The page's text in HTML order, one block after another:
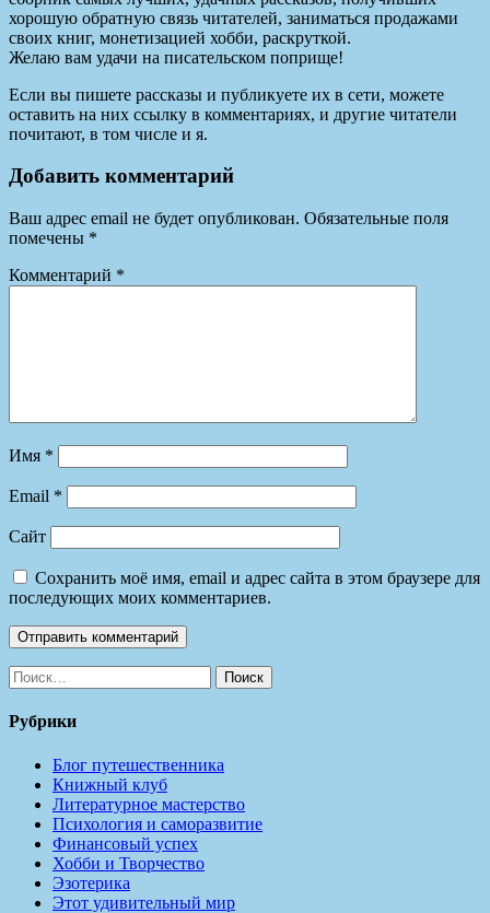
хорошую обратную связь читателей, заниматься продажами
своих книг, монетизацией хобби, раскруткой.
Желаю вам удачи на писательском поприще!
Если вы пишете рассказы и публикуете их в сети, можете
оставить на них ссылку в комментариях, и другие читатели
почитают, в том числе и я.
Добавить комментарий
Ваш адрес email не будет опубликован. Обязательные поля
помечены *
Комментарий *
Имя *
Email *
Сайт
Сохранить моё имя, email и адрес сайта в этом браузере для
последующих моих комментариев.
Найти:
Рубрики
Блог путешественника
Книжный клуб
Литературное мастерство
Психология и саморазвитие
Финансовый успех
Хобби и Творчество
Эзотерика
Этот удивительный мир